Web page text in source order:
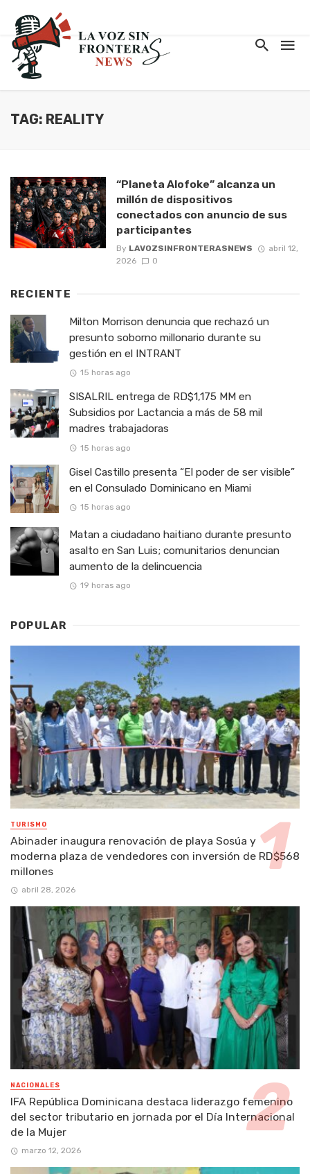
TAG: REALITY
“Planeta Alofoke” alcanza un
millón de dispositivos
conectados con anuncio de sus
participantes
By LAVOZSINFRONTERASNEWS
abril 12,
2026
0
RECIENTE
Milton Morrison denuncia que rechazó un
presunto soborno millonario durante su
gestión en el INTRANT
15 horas ago
SISALRIL entrega de RD$1,175 MM en
Subsidios por Lactancia a más de 58 mil
madres trabajadoras
15 horas ago
Gisel Castillo presenta “El poder de ser visible”
en el Consulado Dominicano en Miami
15 horas ago
Matan a ciudadano haitiano durante presunto
asalto en San Luis; comunitarios denuncian
aumento de la delincuencia
19 horas ago
POPULAR
TURISMO
Abinader inaugura renovación de playa Sosúa y
moderna plaza de vendedores con inversión de RD$568
millones
abril 28, 2026
NACIONALES
IFA República Dominicana destaca liderazgo femenino
del sector tributario en jornada por el Día Internacional
de la Mujer
marzo 12, 2026